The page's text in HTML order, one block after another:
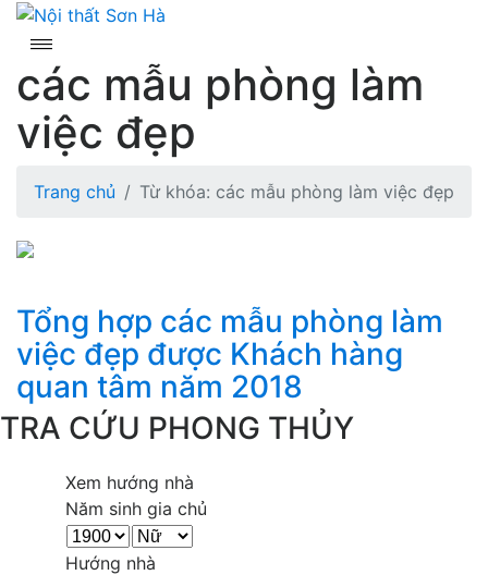
Skip
content
các mẫu phòng làm
việc đẹp
Trang chủ Từ khóa: các mẫu phòng làm việc đẹp
Tổng hợp các mẫu phòng làm
việc đẹp được Khách hàng
quan tâm năm 2018
TRA CỨU PHONG THỦY
Xem hướng nhà
Năm sinh gia chủ
Hướng nhà